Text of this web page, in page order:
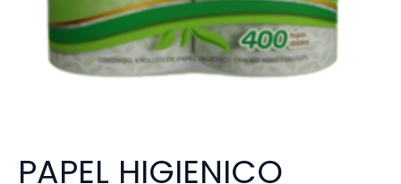
PAPEL HIGIENICO